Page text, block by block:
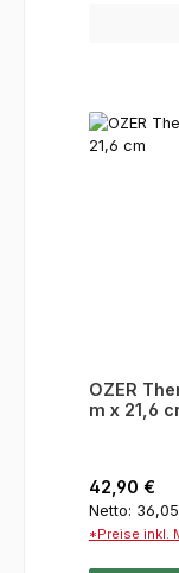
OZER
m x 21,6
Regulärer
42,90 €
Netto:
*Preise inkl.